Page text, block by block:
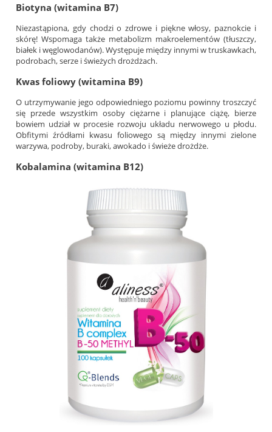
Biotyna (witamina B7)
Niezastąpiona, gdy chodzi o zdrowe i piękne włosy, paznokcie i
skórę! Wspomaga także metabolizm makroelementów (tłuszczy,
białek i węglowodanów). Występuje między innymi w truskawkach,
podrobach, serze i świeżych drożdżach.
Kwas foliowy (witamina B9)
O utrzymywanie jego odpowiedniego poziomu powinny troszczyć
się przede wszystkim osoby ciężarne i planujące ciążę, bierze
bowiem udział w procesie rozwoju układu nerwowego u płodu.
Obfitymi źródłami kwasu foliowego są między innymi zielone
warzywa, podroby, buraki, awokado i świeże drożdże.
Kobalamina (witamina B12)